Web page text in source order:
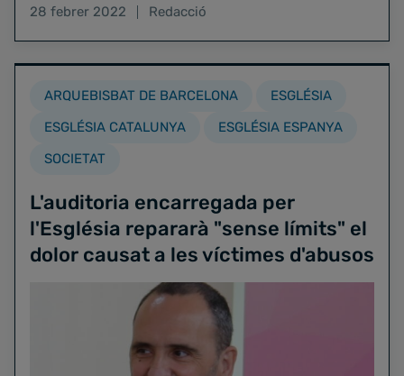
que en només una setmana 20 persones ja s'han
posat en contacte amb el bufet.
28 febrer 2022 Redacció
ARQUEBISBAT DE BARCELONA
ESGLÉSIA
ESGLÉSIA CATALUNYA
ESGLÉSIA ESPANYA
SOCIETAT
L'auditoria encarregada per
l'Església repararà "sense límits" el
dolor causat a les víctimes d'abusos